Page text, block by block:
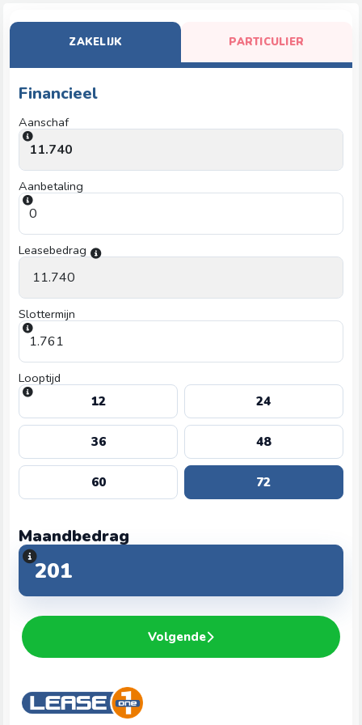
ZAKELIJK PARTICULIER
Financieel
Aanschaf
Aanbetaling
Leasebedrag
Slottermijn
Looptijd
12
24
36 48
60 72
Maandbedrag
Volgende